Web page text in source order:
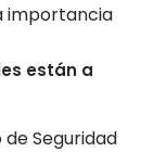
importancia
están a
Seguridad